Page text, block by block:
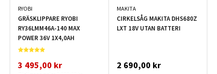
RYOBI
GRÄSKLIPPARE RYOBI
RY36LMM46A-140 MAX
POWER 36V 1X4,0AH
3 495,00 kr
MAKITA
CIRKELSÅG MAKITA DHS680Z
LXT 18V UTAN BATTERI
2 690,00 kr